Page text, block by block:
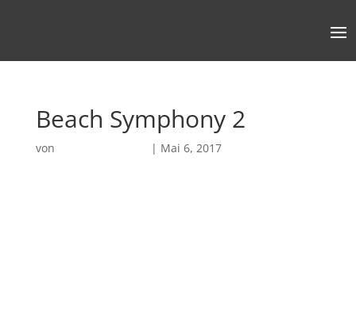
Beach Symphony 2
von | Mai 6, 2017